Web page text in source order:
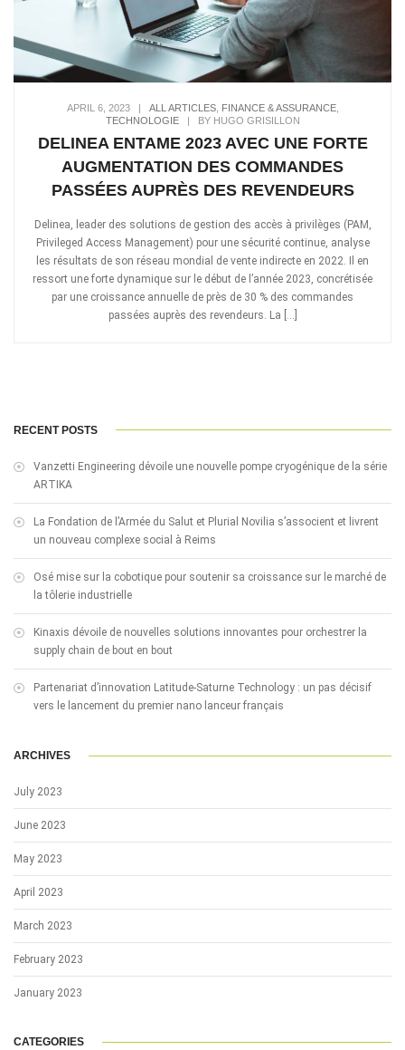
APRIL 6, 2023| ALL ARTICLES, FINANCE & ASSURANCE,
TECHNOLOGIE| BY HUGO GRISILLON
DELINEA ENTAME 2023 AVEC UNE FORTE
AUGMENTATION DES COMMANDES
PASSÉES AUPRÈS DES REVENDEURS
Delinea, leader des solutions de gestion des accès à privilèges (PAM,
Privileged Access Management) pour une sécurité continue, analyse
les résultats de son réseau mondial de vente indirecte en 2022. Il en
ressort une forte dynamique sur le début de l’année 2023, concrétisée
par une croissance annuelle de près de 30 % des commandes
passées auprès des revendeurs. La […]
RECENT POSTS
Vanzetti Engineering dévoile une nouvelle pompe cryogénique de la série
ARTIKA
La Fondation de l’Armée du Salut et Plurial Novilia s’associent et livrent
un nouveau complexe social à Reims
Osé mise sur la cobotique pour soutenir sa croissance sur le marché de
la tôlerie industrielle
Kinaxis dévoile de nouvelles solutions innovantes pour orchestrer la
supply chain de bout en bout
Partenariat d’innovation Latitude-Saturne Technology : un pas décisif
vers le lancement du premier nano lanceur français
ARCHIVES
July 2023
June 2023
May 2023
April 2023
March 2023
February 2023
January 2023
CATEGORIES